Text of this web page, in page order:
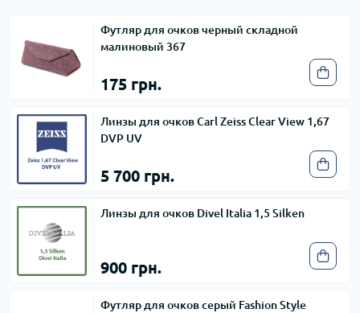
Футляр для очков черный складной
малиновый 367
175 грн.
Линзы для очков Carl Zeiss Clear View 1,67
DVP UV
5 700 грн.
Линзы для очков Divel Italia 1,5 Silken
900 грн.
Футляр для очков серый Fashion Style